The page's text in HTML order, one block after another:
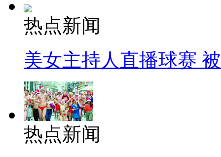
热点新闻
美女主持人直播球赛
热点新闻